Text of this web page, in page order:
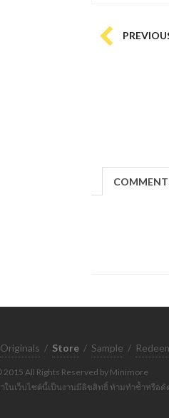
Originals / Store / Sample /
2015 All Rights Reserved by Minimore
ในเว็บไซต์นี้เป็นงานมีลิขสิทธิ์ ห้ามทำซ้ำหรือดั